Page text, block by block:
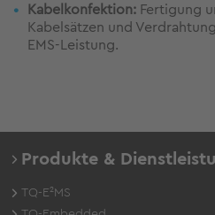
Kabelkonfektion: Fertigung
Kabelsätzen und
EMS-Leistung.
Produkte &
TQ-E²MS